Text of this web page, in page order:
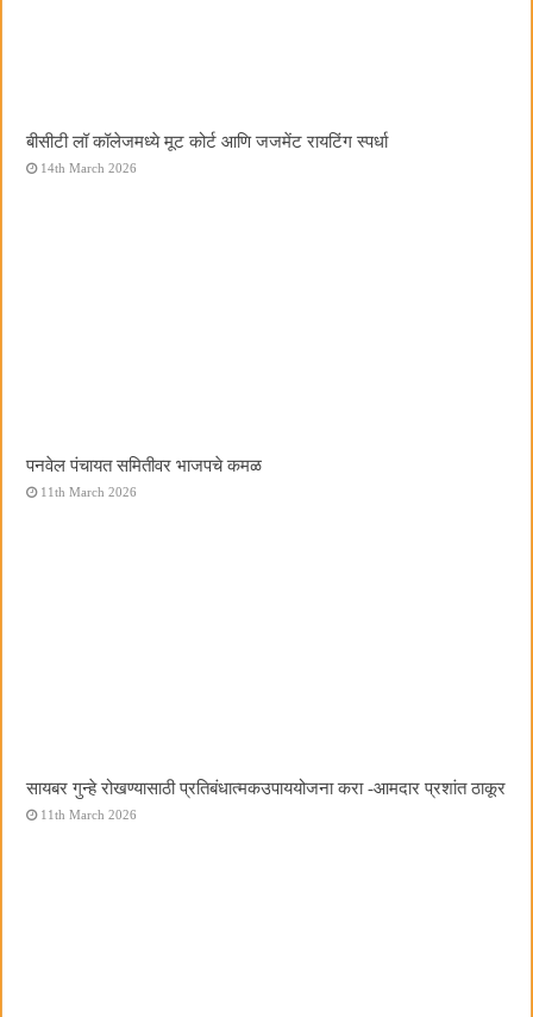
बीसीटी लॉ कॉलेजमध्ये मूट कोर्ट आणि जजमेंट रायटिंग स्पर्धा
14th March 2026
पनवेल पंचायत समितीवर भाजपचे कमळ
11th March 2026
सायबर गुन्हे रोखण्यासाठी प्रतिबंधात्मकउपाययोजना करा -आमदार प्रशांत ठाकूर
11th March 2026